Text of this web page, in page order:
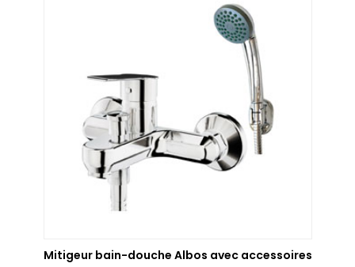
Mitigeur bain-douche Albos avec accessoires